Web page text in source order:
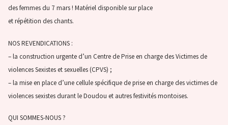
des femmes du 7 mars ! Matériel disponible sur place
et répétition des chants.
NOS REVENDICATIONS :
– la construction urgente d’un Centre de Prise en charge des Victimes de
violences Sexistes et sexuelles (CPVS) ;
– la mise en place d’une cellule spécifique de prise en charge des victimes de
violences sexistes durant le Doudou et autres festivités montoises.
QUI SOMMES-NOUS ?